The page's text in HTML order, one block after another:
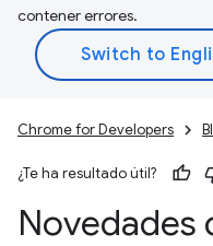
contener errores.
Chrome for Developers
¿Te ha resultado útil?
Novedades